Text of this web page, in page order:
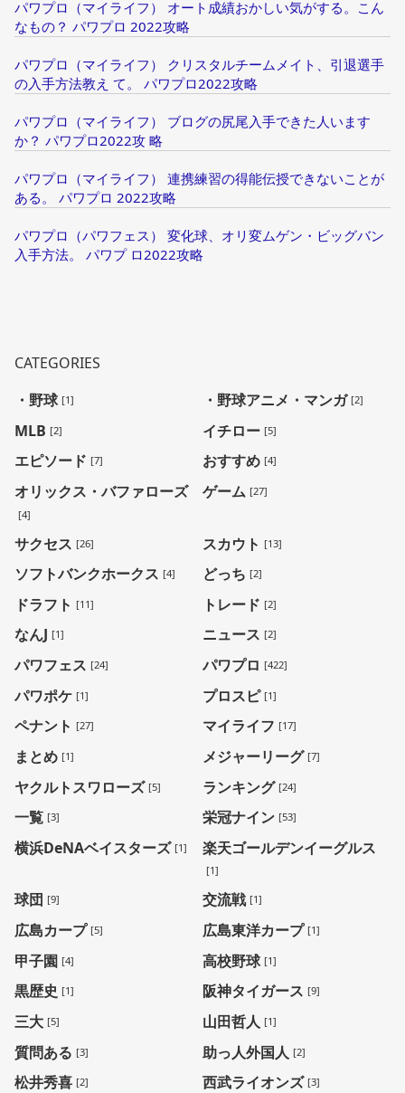
パワプロ（マイライフ） オート成績おかしい気がする。こん
なもの？ パワプロ 2022攻略
パワプロ（マイライフ） クリスタルチームメイト、引退選手
の入手方法教え て。 パワプロ2022攻略
パワプロ（マイライフ） ブログの尻尾入手できた人います
か？ パワプロ2022攻 略
パワプロ（マイライフ） 連携練習の得能伝授できないことが
ある。 パワプロ 2022攻略
パワプロ（パワフェス） 変化球、オリ変ムゲン・ビッグバン
入手方法。 パワプ ロ2022攻略
CATEGORIES
・野球 [1] ・野球アニメ・マンガ [2]
MLB [2] イチロー [5]
エピソード [7] おすすめ [4]
オリックス・バファローズ
[4]
ゲーム [27]
サクセス [26] スカウト [13]
ソフトバンクホークス [4] どっち [2]
ドラフト [11] トレード [2]
なんJ [1] ニュース [2]
パワフェス [24] パワプロ [422]
パワポケ [1] プロスピ [1]
ペナント [27] マイライフ [17]
まとめ [1] メジャーリーグ [7]
ヤクルトスワローズ [5] ランキング [24]
一覧 [3] 栄冠ナイン [53]
横浜DeNAベイスターズ [1] 楽天ゴールデンイーグルス
[1]
球団 [9] 交流戦 [1]
広島カープ [5] 広島東洋カープ [1]
甲子園 [4] 高校野球 [1]
黒歴史 [1] 阪神タイガース [9]
三大 [5] 山田哲人 [1]
質問ある [3] 助っ人外国人 [2]
松井秀喜 [2] 西武ライオンズ [3]